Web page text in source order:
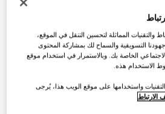
والتقنيات المماثلة لتحسين التنقل في الموقع،
التسويقية والسماح لك بمشاركة المحتوى
الخاصة بك. وبالاستمرار في استخدام موقع
الاستخدام هذه.
واستخدامها على موقع الويب هذا، يُرجى
الارتباط